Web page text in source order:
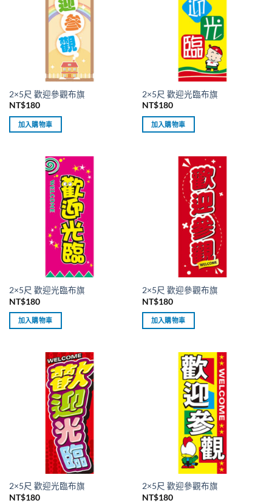
2×5尺 歡迎參觀布旗
NT$180
加入購物車
2×5尺 歡迎光臨布旗
NT$180
加入購物車
2×5尺 歡迎光臨布旗
NT$180
加入購物車
2×5尺 歡迎參觀布旗
NT$180
加入購物車
2×5尺 歡迎光臨布旗
NT$180
2×5尺 歡迎參觀布旗
NT$180